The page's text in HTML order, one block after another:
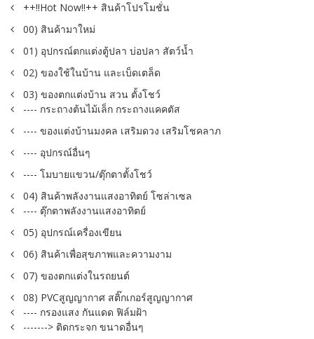
++!!Hot Now!!++ สินค้าโปรโมชั่น
00) สินค้ามาใหม่
01) อุปกรณ์ตกแต่งตู้ปลา บ่อปลา สัตว์น้ำ
02) ของใช้ในบ้าน และเบ็ดเตล็ด
03) ของตกแต่งบ้าน สวน ตั้งโชว์
---- กระถางต้นไม้เล็ก กระถางแคคตัส
---- ของแต่งบ้านมงคล เสริมดวง เสริมโชคลาภ
---- อุปกรณ์อื่นๆ
---- โมบายแขวน/ตุ๊กตาตั้งโชว์
04) สินค้าพลังงานแสงอาทิตย์ โซล่าเซล
---- ตุ๊กตาพลังงานแสงอาทิตย์
05) อุปกรณ์เครื่องเขียน
06) สินค้าเพื่อสุขภาพและความงาม
07) ของตกแต่งในรถยนต์
08) PVCสูญญากาศ สติ๊กเกอร์สูญญากาศ
---- กรองแสง กันแดด ฟิล์มฝ้า
-------> ติดกระจก ขนาดอื่นๆ